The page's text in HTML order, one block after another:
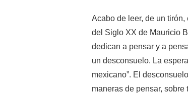
Acabo de leer, de un
del Siglo XX de Mauricio
dedican a pensar y a
un desconsuelo. La
mexicano”. El
maneras de pensar,